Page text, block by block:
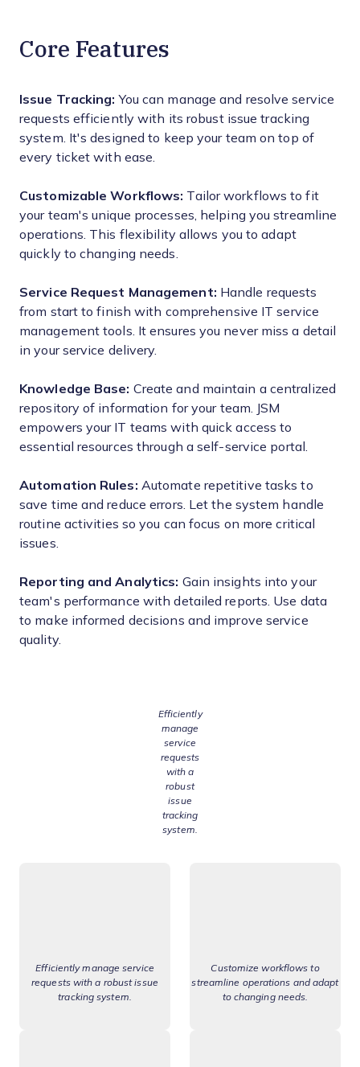
Core Features
Issue Tracking:You can manage and resolve service
requests efficiently with its robust issue tracking
system. It's designed to keep your team on top of
every ticket with ease.
Customizable Workflows: Tailor workflows to fit
your team's unique processes, helping you streamline
operations. This flexibility allows you to adapt
quickly to changing needs.
Service Request Management: Handle requests
from start to finish with comprehensive IT service
management tools. It ensures you never miss a detail
in your service delivery.
Knowledge Base: Create and maintain a centralized
repository of information for your team. JSM
empowers your IT teams with quick access to
essential resources through a self-service portal.
Automation Rules: Automate repetitive tasks to
save time and reduce errors. Let the system handle
routine activities so you can focus on more critical
issues.
Reporting and Analytics: Gain insights into your
team's performance with detailed reports. Use data
to make informed decisions and improve service
quality.
Efficiently
manage
service
requests
with a
robust
issue
tracking
system.
Efficiently manage service
requests with a robust issue
tracking system.
Customize workflows to
streamline operations and adapt
to changing needs.